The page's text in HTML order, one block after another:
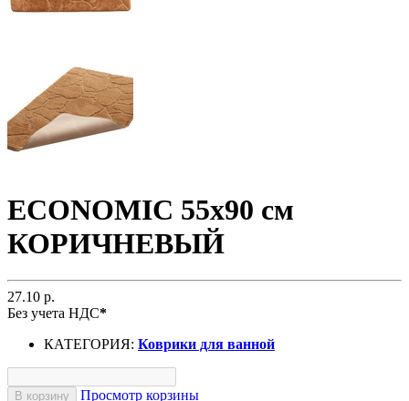
ECONOMIC 55х90 см
КОРИЧНЕВЫЙ
27.10 р.
Без учета НДС*
КАТЕГОРИЯ: Коврики для ванной
В корзину Просмотр корзины